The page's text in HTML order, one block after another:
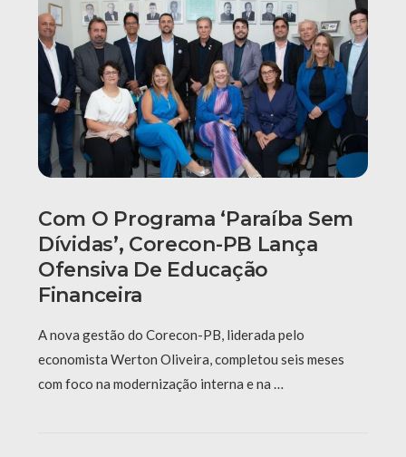
Com O Programa ‘Paraíba Sem
Dívidas’, Corecon-PB Lança
Ofensiva De Educação
Financeira
A nova gestão do Corecon-PB, liderada pelo
economista Werton Oliveira, completou seis meses
com foco na modernização interna e na …